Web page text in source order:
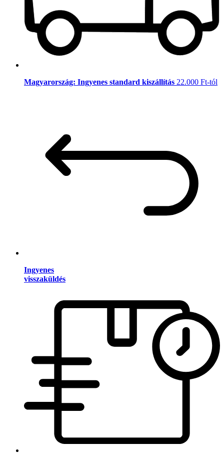
Magyarország: Ingyenes standard kiszállítás 22.000 Ft-tól
Ingyenes
visszaküldés